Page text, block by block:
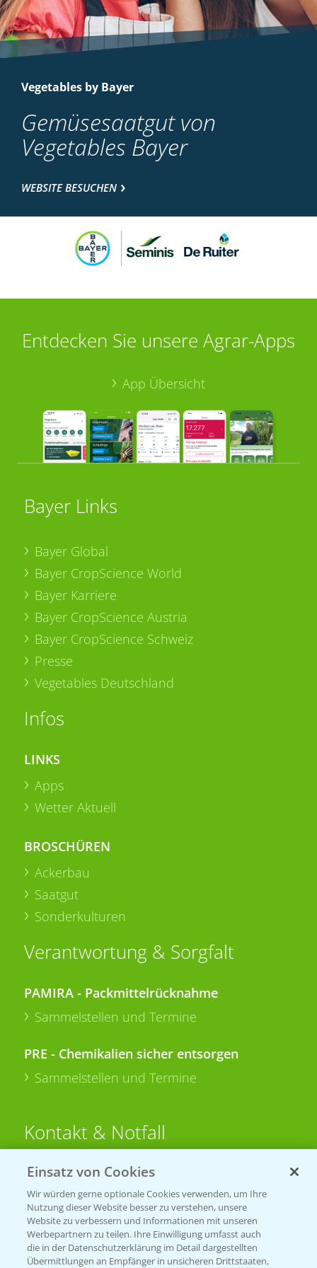
Vegetables by Bayer
Gemüsesaatgut von
Vegetables Bayer
WEBSITE BESUCHEN
Entdecken Sie unsere Agrar-Apps
App Übersicht
Bayer Links
Bayer Global
Bayer CropScience World
Bayer Karriere
Bayer CropScience Austria
Bayer CropScience Schweiz
Presse
Vegetables Deutschland
Infos
LINKS
Apps
Wetter Aktuell
BROSCHÜREN
Ackerbau
Saatgut
Sonderkulturen
Verantwortung & Sorgfalt
PAMIRA - Packmittelrücknahme
Sammelstellen und Termine
PRE - Chemikalien sicher entsorgen
Sammelstellen und Termine
Kontakt & Notfall
Beratung auf WhatsApp
T.+49 (0)174 346 564 1
KONTAKT
Einsatz von Cookies
Wir würden gerne optionale Cookies verwenden, um Ihre
Nutzung dieser Website besser zu verstehen, unsere
Website zu verbessern und Informationen mit unseren
Werbepartnern zu teilen. Ihre Einwilligung umfasst auch
die in der Datenschutzerklärung im Detail dargestellten
Übermittlungen an Empfänger in unsicheren Drittstaaten,